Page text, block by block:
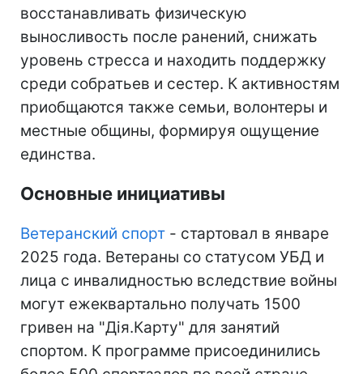
восстанавливать физическую
выносливость после ранений, снижать
уровень стресса и находить поддержку
среди собратьев и сестер. К активностям
приобщаются также семьи, волонтеры и
местные общины, формируя ощущение
единства.
Основные инициативы
Ветеранский спорт - стартовал в январе
2025 года. Ветераны со статусом УБД и
лица с инвалидностью вследствие войны
могут ежеквартально получать 1500
гривен на "Дія.Карту" для занятий
спортом. К программе присоединились